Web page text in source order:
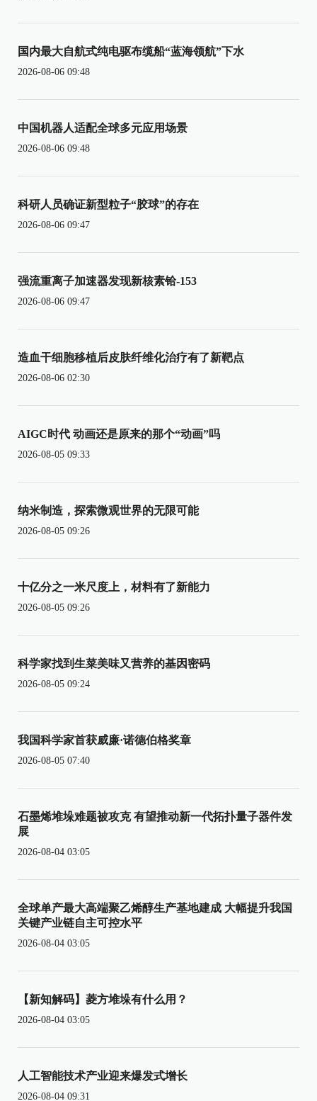
国内最大自航式纯电驱布缆船“蓝海领航”下水
2026-08-06 09:48
中国机器人适配全球多元应用场景
2026-08-06 09:48
科研人员确证新型粒子“胶球”的存在
2026-08-06 09:47
强流重离子加速器发现新核素铪-153
2026-08-06 09:47
造血干细胞移植后皮肤纤维化治疗有了新靶点
2026-08-06 02:30
AIGC时代 动画还是原来的那个“动画”吗
2026-08-05 09:33
纳米制造，探索微观世界的无限可能
2026-08-05 09:26
十亿分之一米尺度上，材料有了新能力
2026-08-05 09:26
科学家找到生菜美味又营养的基因密码
2026-08-05 09:24
我国科学家首获威廉·诺德伯格奖章
2026-08-05 07:40
石墨烯堆垛难题被攻克 有望推动新一代拓扑量子器件发
展
2026-08-04 03:05
全球单产最大高端聚乙烯醇生产基地建成 大幅提升我国
关键产业链自主可控水平
2026-08-04 03:05
【新知解码】菱方堆垛有什么用？
2026-08-04 03:05
人工智能技术产业迎来爆发式增长
2026-08-04 09:31